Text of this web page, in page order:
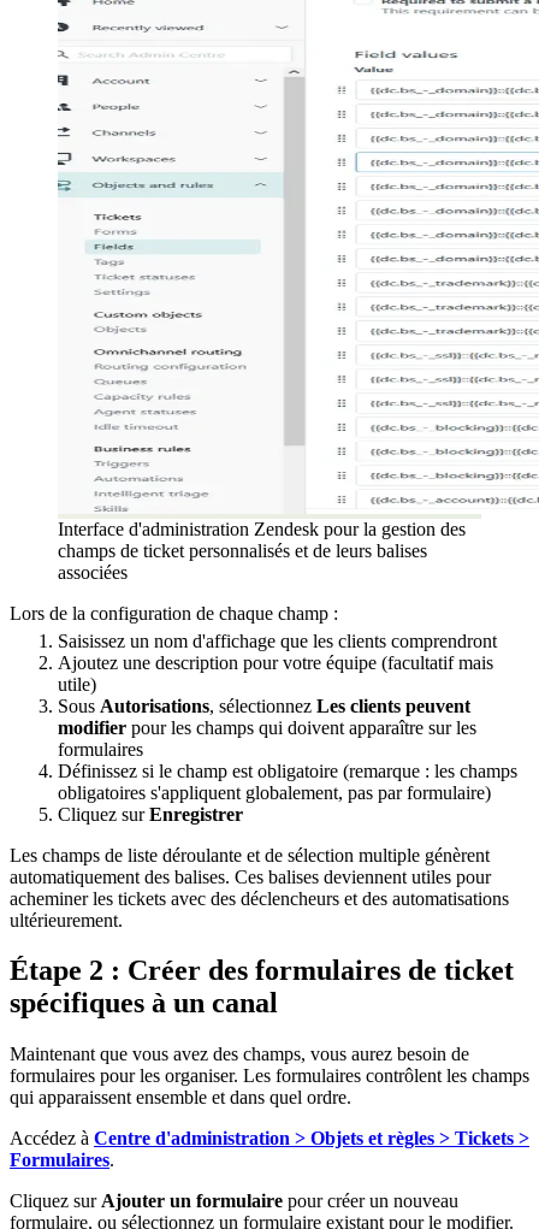
Interface d'administration Zendesk pour la gestion des
champs de ticket personnalisés et de leurs balises
associées
Lors de la configuration de chaque champ :
Saisissez un nom d'affichage que les clients comprendront
Ajoutez une description pour votre équipe (facultatif mais
utile)
Sous Autorisations, sélectionnez Les clients peuvent
modifier pour les champs qui doivent apparaître sur les
formulaires
Définissez si le champ est obligatoire (remarque : les champs
obligatoires s'appliquent globalement, pas par formulaire)
Cliquez surEnregistrer
Les champs de liste déroulante et de sélection multiple génèrent
automatiquement des balises. Ces balises deviennent utiles pour
acheminer les tickets avec des déclencheurs et des automatisations
ultérieurement.
Étape 2 : Créer des formulaires de ticket
spécifiques à un canal
Maintenant que vous avez des champs, vous aurez besoin de
formulaires pour les organiser. Les formulaires contrôlent les champs
qui apparaissent ensemble et dans quel ordre.
Accédez à Centre d'administration > Objets et règles > Tickets >
Formulaires.
Cliquez sur Ajouter un formulaire pour créer un nouveau
formulaire, ou sélectionnez un formulaire existant pour le modifier.